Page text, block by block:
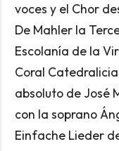
voces y el Chor
De Mahler la
Escolanía de la
Coral Catedralicia
absoluto de José
con la soprano
Einfache Lieder